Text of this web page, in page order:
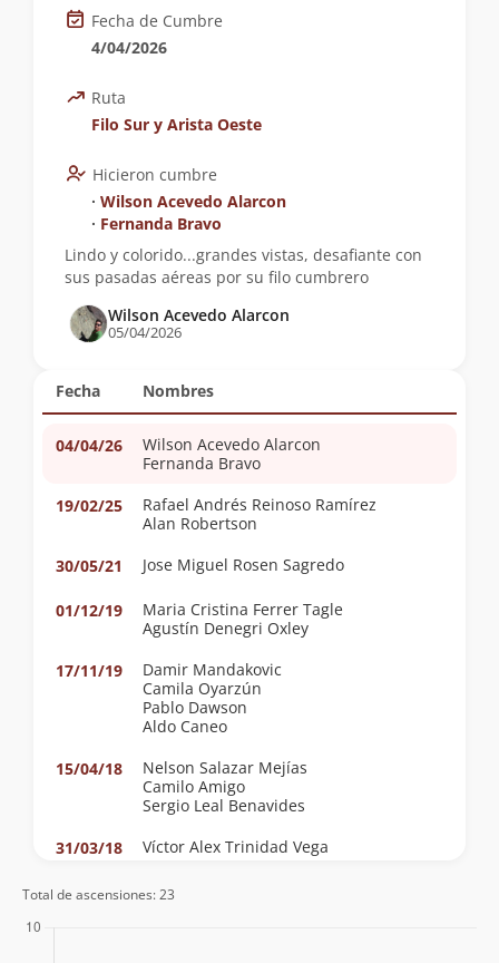
Fecha Nombres
04/04/26
Wilson Acevedo Alarcon
Fernanda Bravo
19/02/25
Rafael Andrés Reinoso Ramírez
Alan Robertson
30/05/21
Jose Miguel Rosen Sagredo
01/12/19
Maria Cristina Ferrer Tagle
Agustín Denegri Oxley
17/11/19
Damir Mandakovic
Camila Oyarzún
Pablo Dawson
Aldo Caneo
15/04/18
Nelson Salazar Mejías
Camilo Amigo
Sergio Leal Benavides
31/03/18
Víctor Alex Trinidad Vega
08/04/12 Elvis Acevedo
Fecha de Cumbre
4/04/2026
Ruta
Filo Sur y Arista Oeste
Hicieron cumbre
∙ Wilson Acevedo Alarcon
∙ Fernanda Bravo
Lindo y colorido...grandes vistas, desafiante con
sus pasadas aéreas por su filo cumbrero
Wilson Acevedo Alarcon
05/04/2026
Total de ascensiones: 23